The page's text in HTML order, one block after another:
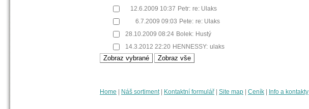
12.6.2009 10:37 Petr: re: Ulaks
6.7.2009 09:03 Pete: re: Ulaks
28.10.2009 08:24 Bolek: Hustý
14.3.2012 22:20 HENNESSY: ulaks
Home | Náš sortiment| Kontaktní formulář | Site map | Ceník | Info a kontakty